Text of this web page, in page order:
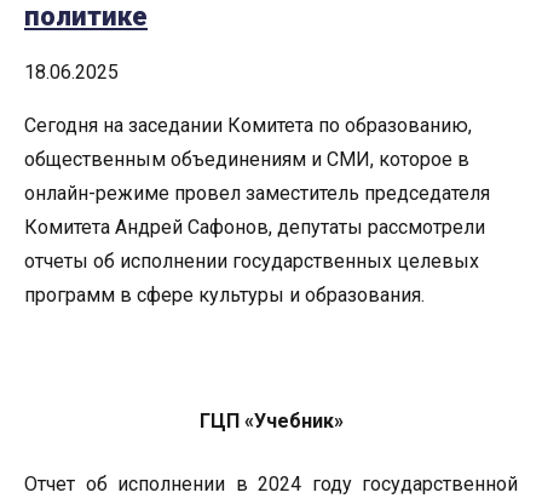
политике
18.06.2025
Сегодня на заседании Комитета по образованию,
общественным объединениям и СМИ, которое в
онлайн-режиме провел заместитель председателя
Комитета Андрей Сафонов, депутаты рассмотрели
отчеты об исполнении государственных целевых
программ в сфере культуры и образования.
ГЦП «Учебник»
Отчет об исполнении в 2024 году государственной